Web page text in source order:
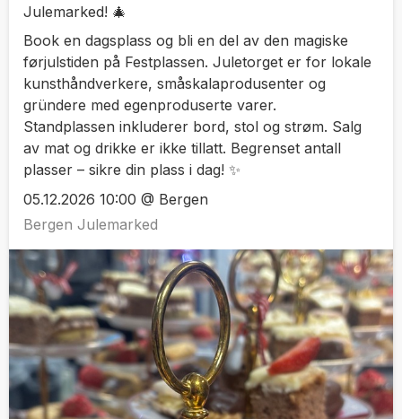
Julemarked! 🎄
Book en dagsplass og bli en del av den magiske
førjulstiden på Festplassen. Juletorget er for lokale
kunsthåndverkere, småskalaprodusenter og
gründere med egenproduserte varer.
Standplassen inkluderer bord, stol og strøm. Salg
av mat og drikke er ikke tillatt. Begrenset antall
plasser – sikre din plass i dag! ✨
05.12.2026 10:00 @ Bergen
Bergen Julemarked